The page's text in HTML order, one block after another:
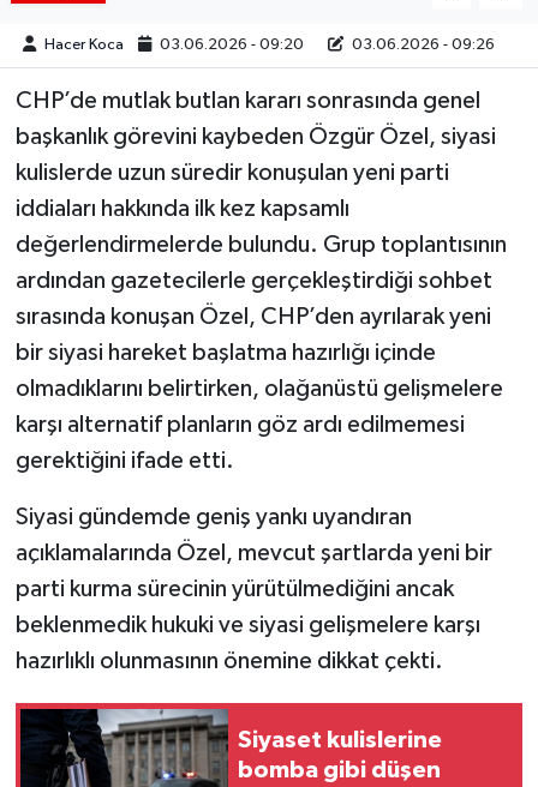
Hacer Koca 03.06.2026 - 09:20 03.06.2026 - 09:26
CHP’de mutlak butlan kararı sonrasında genel
başkanlık görevini kaybeden Özgür Özel, siyasi
kulislerde uzun süredir konuşulan yeni parti
iddiaları hakkında ilk kez kapsamlı
değerlendirmelerde bulundu. Grup toplantısının
ardından gazetecilerle gerçekleştirdiği sohbet
sırasında konuşan Özel, CHP’den ayrılarak yeni
bir siyasi hareket başlatma hazırlığı içinde
olmadıklarını belirtirken, olağanüstü gelişmelere
karşı alternatif planların göz ardı edilmemesi
gerektiğini ifade etti.
Siyasi gündemde geniş yankı uyandıran
açıklamalarında Özel, mevcut şartlarda yeni bir
parti kurma sürecinin yürütülmediğini ancak
beklenmedik hukuki ve siyasi gelişmelere karşı
hazırlıklı olunmasının önemine dikkat çekti.
Siyaset kulislerine
bomba gibi düşen